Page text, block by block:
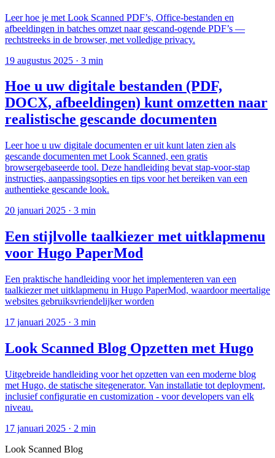
Leer hoe je met Look Scanned PDF’s, Office-bestanden en
afbeeldingen in batches omzet naar gescand-ogende PDF’s —
rechtstreeks in de browser, met volledige privacy.
19 augustus 2025 · 3 min
Hoe u uw digitale bestanden (PDF,
DOCX, afbeeldingen) kunt omzetten naar
realistische gescande documenten
Leer hoe u uw digitale documenten er uit kunt laten zien als
gescande documenten met Look Scanned, een gratis
browsergebaseerde tool. Deze handleiding bevat stap-voor-stap
instructies, aanpassingsopties en tips voor het bereiken van een
authentieke gescande look.
20 januari 2025 · 3 min
Een stijlvolle taalkiezer met uitklapmenu
voor Hugo PaperMod
Een praktische handleiding voor het implementeren van een
taalkiezer met uitklapmenu in Hugo PaperMod, waardoor meertalige
websites gebruiksvriendelijker worden
17 januari 2025 · 3 min
Look Scanned Blog Opzetten met Hugo
Uitgebreide handleiding voor het opzetten van een moderne blog
met Hugo, de statische sitegenerator. Van installatie tot deployment,
inclusief configuratie en customization - voor developers van elk
niveau.
17 januari 2025 · 2 min
Look Scanned Blog